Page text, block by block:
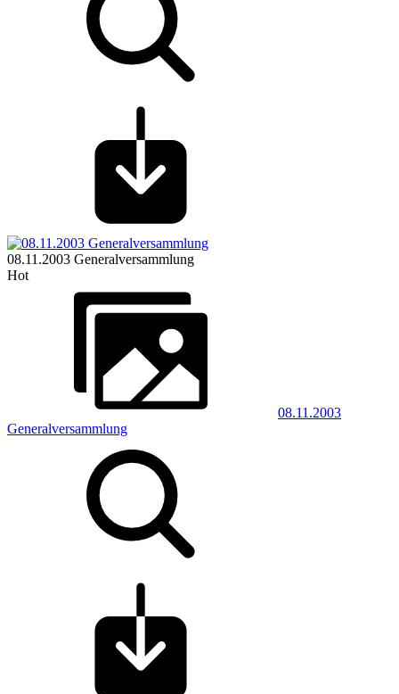
08.11.2003 Generalversammlung
Hot
08.11.2003
Generalversammlung